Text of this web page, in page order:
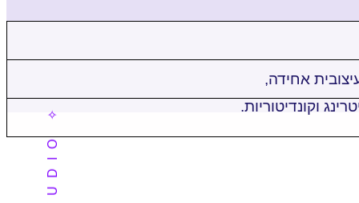
אחידה,
וקונדיטוריות.
✧